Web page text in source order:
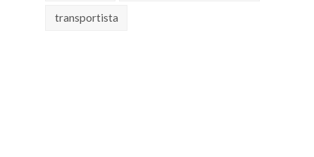
transportista